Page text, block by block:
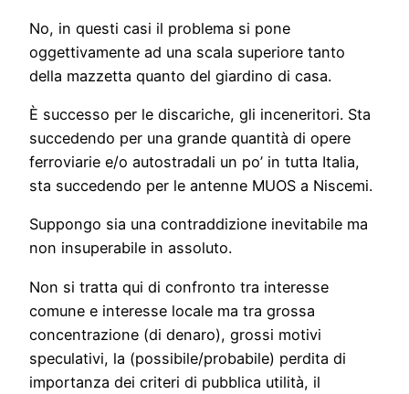
No, in questi casi il problema si pone
oggettivamente ad una scala superiore tanto
della mazzetta quanto del giardino di casa.
È successo per le discariche, gli inceneritori. Sta
succedendo per una grande quantità di opere
ferroviarie e/o autostradali un po’ in tutta Italia,
sta succedendo per le antenne MUOS a Niscemi.
Suppongo sia una contraddizione inevitabile ma
non insuperabile in assoluto.
Non si tratta qui di confronto tra interesse
comune e interesse locale ma tra grossa
concentrazione (di denaro), grossi motivi
speculativi, la (possibile/probabile) perdita di
importanza dei criteri di pubblica utilità, il